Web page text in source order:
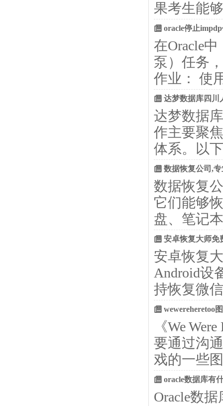
果考生能
oracle停止
在Oracle
泵）任务
作业： 使
达梦数据库四川
达梦数据
作主要聚
体系。以
数据恢复公司,
数据恢复
它们能够
盘、笔记
安卓恢复大师免
安卓恢复
Android设
持恢复微
wewereheretoo
《We
要通过沟
戏的一些
oracle数据库有
Oracle数